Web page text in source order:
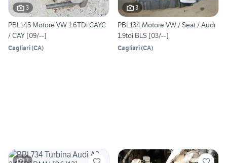
3
PBL145 Motore VW 1.6TDi CAYC
/ CAY [09/--]
Cagliari(CA)
3
PBL134 Motore VW / Seat / Audi
1.9tdi BLS [03/--]
Cagliari(CA)
7